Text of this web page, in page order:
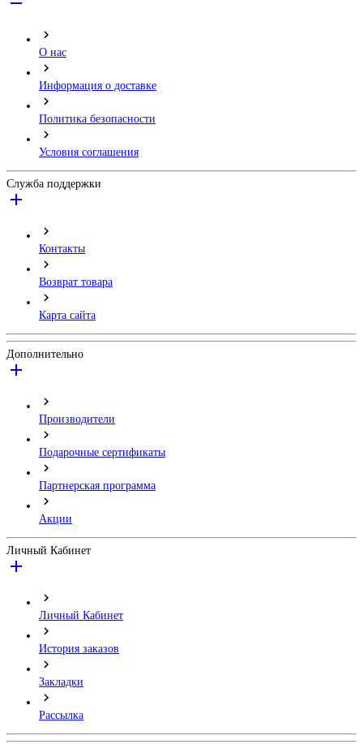
О нас
Информация о доставке
Политика безопасности
Условия соглашения
Служба поддержки
Контакты
Возврат товара
Карта сайта
Дополнительно
Производители
Подарочные сертификаты
Партнерская программа
Акции
Личный Кабинет
Личный Кабинет
История заказов
Закладки
Рассылка